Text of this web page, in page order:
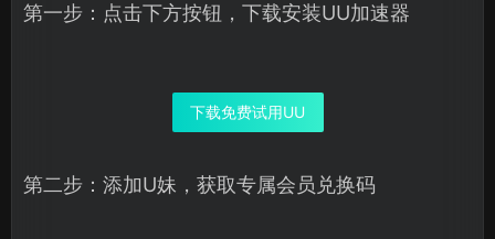
第一步：点击下方按钮，下载安装UU加速器
下载免费试用UU
第二步：添加U妹，获取专属会员兑换码